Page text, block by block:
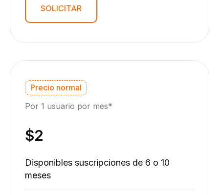
SOLICITAR
Precio normal
Por 1 usuario por mes*
$2
Disponibles suscripciones de 6 o 10
meses